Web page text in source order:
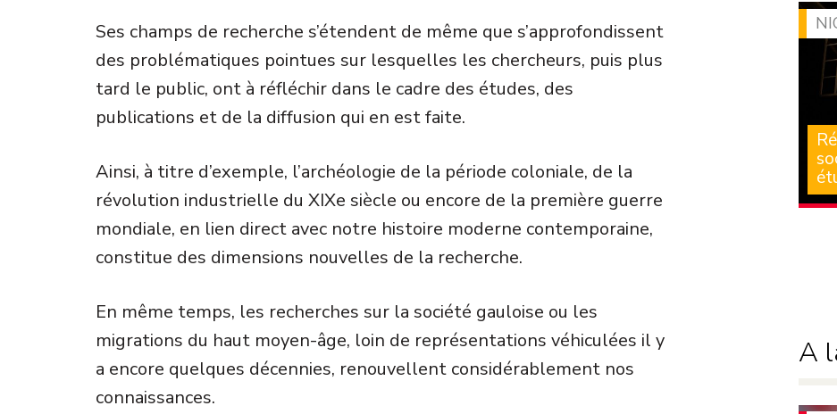
Ses champs de recherche s’étendent de même que s’approfondissent
des problématiques pointues sur lesquelles les chercheurs, puis plus
tard le public, ont à réfléchir dans le cadre des études, des
publications et de la diffusion qui en est faite.
Ainsi, à titre d’exemple, l’archéologie de la période coloniale, de la
révolution industrielle du XIXe siècle ou encore de la première guerre
mondiale, en lien direct avec notre histoire moderne contemporaine,
constitue des dimensions nouvelles de la recherche.
En même temps, les recherches sur la société gauloise ou les
migrations du haut moyen-âge, loin de représentations véhiculées il y
a encore quelques décennies, renouvellent considérablement nos
connaissances.
A